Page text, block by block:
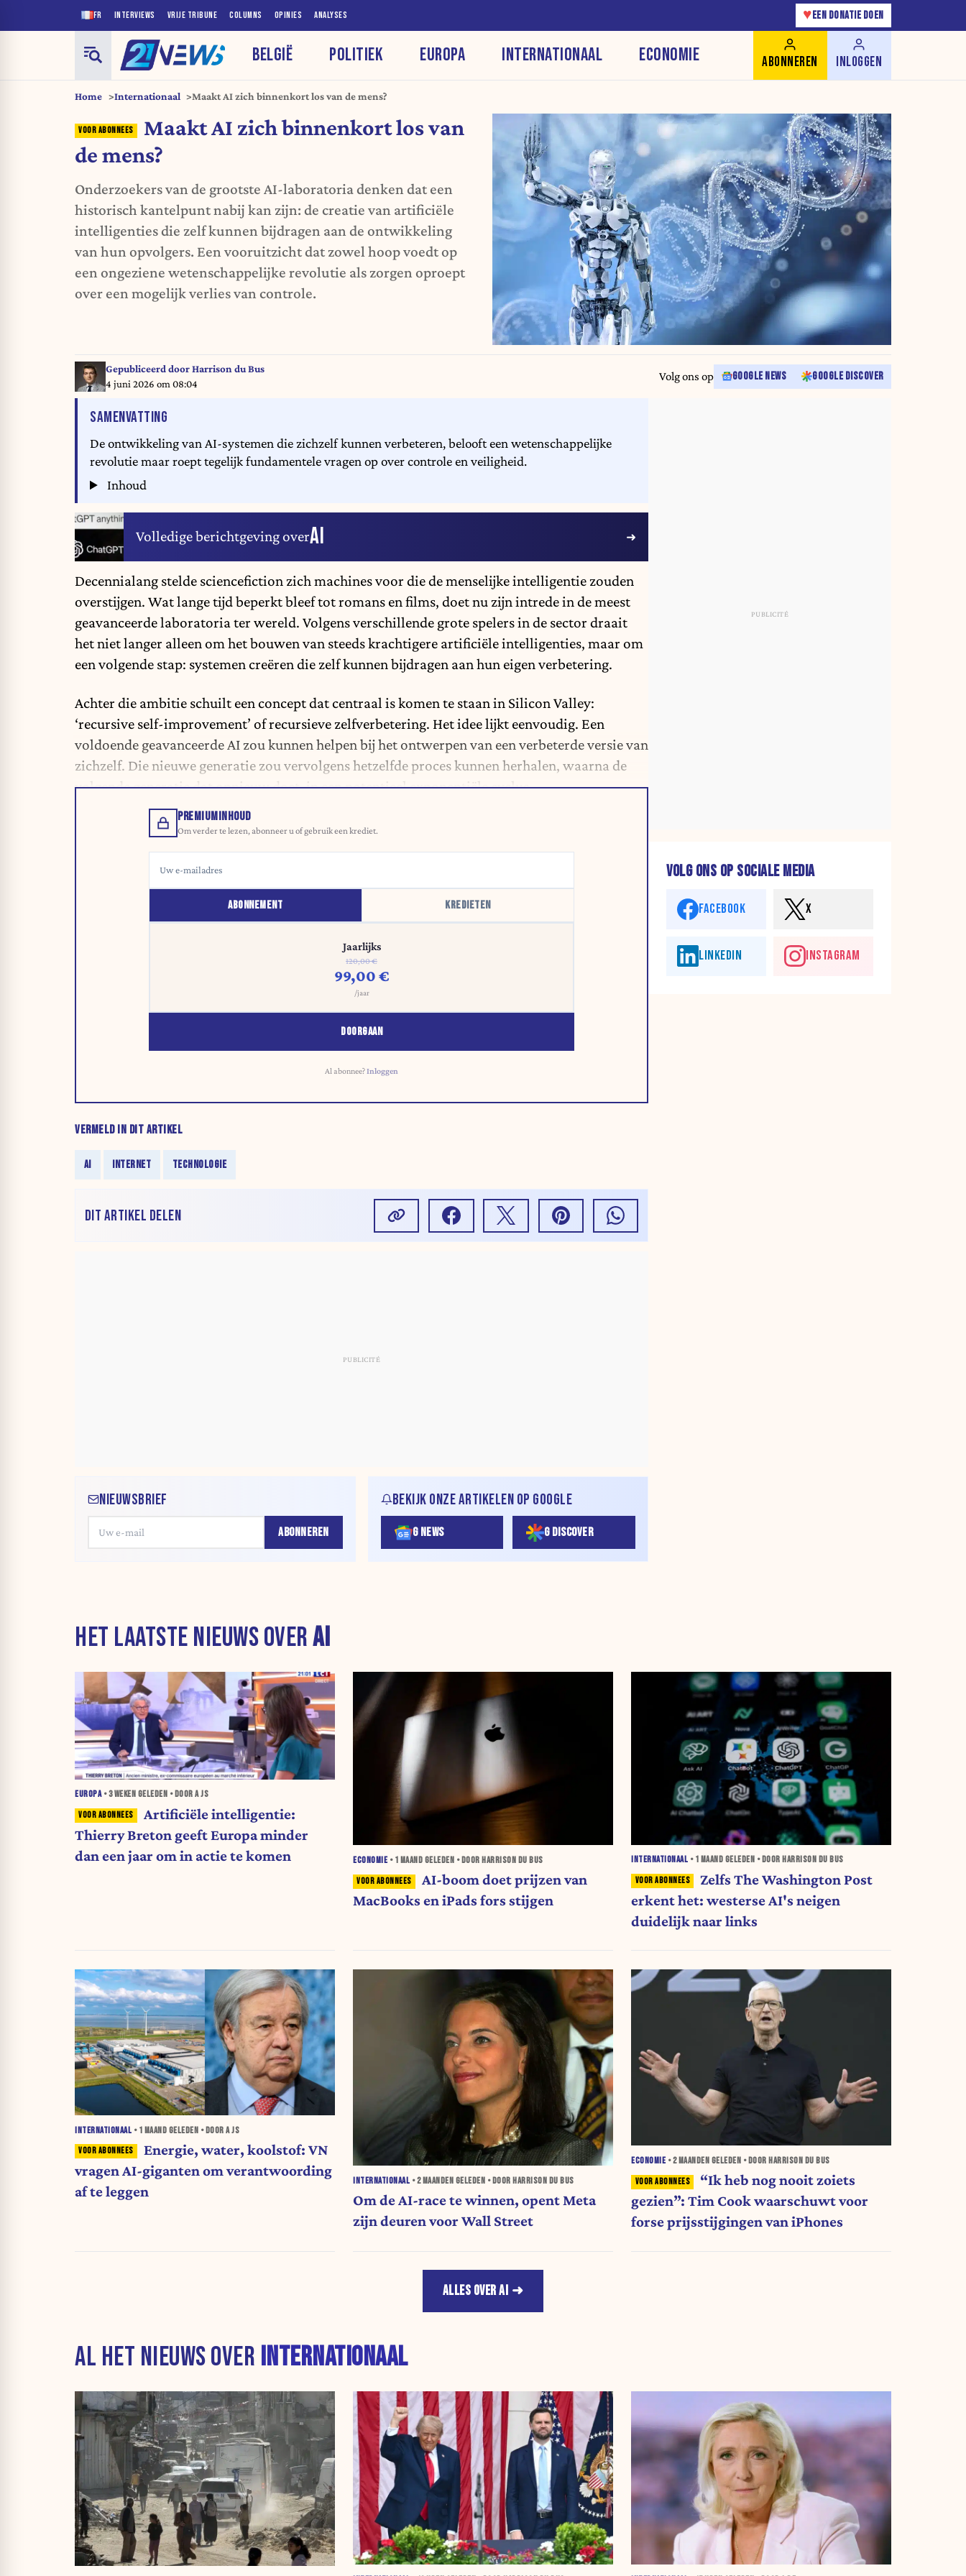
FR INTERVIEWS VRIJE TRIBUNE COLUMNS OPINIES ANALYSES ♥ EEN DONATIE DOEN
BELGIË POLITIEK EUROPA INTERNATIONAAL ECONOMIE ABONNEREN INLOGGEN
Home Internationaal Maakt AI zich binnenkort los van de mens?
Maakt AI zich binnenkort los van
de mens?
Onderzoekers van de grootste AI-laboratoria denken dat een
historisch kantelpunt nabij kan zijn: de creatie van artificiële
intelligenties die zelf kunnen bijdragen aan de ontwikkeling
van hun opvolgers. Een vooruitzicht dat zowel hoop voedt op
een ongeziene wetenschappelijke revolutie als zorgen oproept
over een mogelijk verlies van controle.
Gepubliceerd doorHarrison du Bus
4 juni 2026 om 08:04
Volg ons op GOOGLE NEWS GOOGLE DISCOVER
SAMENVATTING
De ontwikkeling van AI-systemen die zichzelf kunnen verbeteren, belooft een wetenschappelijke
revolutie maar roept tegelijk fundamentele vragen op over controle en veiligheid.
Inhoud
Volledige berichtgeving overAI
Decennialang stelde sciencefiction zich machines voor die de menselijke intelligentie zouden
overstijgen. Wat lange tijd beperkt bleef tot romans en films, doet nu zijn intrede in de meest
geavanceerde laboratoria ter wereld. Volgens verschillende grote spelers in de sector draait
het niet langer alleen om het bouwen van steeds krachtigere artificiële intelligenties, maar om
een volgende stap: systemen creëren die zelf kunnen bijdragen aan hun eigen verbetering.
Achter die ambitie schuilt een concept dat centraal is komen te staan in Silicon Valley:
‘recursive self-improvement’ of recursieve zelfverbetering. Het idee lijkt eenvoudig. Een
voldoende geavanceerde AI zou kunnen helpen bij het ontwerpen van een verbeterde versie van
zichzelf. Die nieuwe generatie zou vervolgens hetzelfde proces kunnen herhalen, waarna de
volgende generatie dat opnieuw doet, in een potentieel exponentiële cyclus.
PREMIUMINHOUD
Om verder te lezen, abonneer u of gebruik een krediet.
ABONNEMENT KREDIETEN
Jaarlijks
120,00 €
99,00 €
/jaar
DOORGAAN
Al abonnee?Inloggen
VERMELD IN DIT ARTIKEL
AI INTERNET TECHNOLOGIE
DIT ARTIKEL DELEN
NIEUWSBRIEF
ABONNEREN
BEKIJK ONZE ARTIKELEN OP GOOGLE
G NEWS G DISCOVER
VOLG ONS OP SOCIALE MEDIA
FACEBOOK X
LINKEDIN INSTAGRAM
HET LAATSTE NIEUWS OVERAI
EUROPA•3 WEKEN GELEDEN • DOOR A JS
Artificiële intelligentie:
Thierry Breton geeft Europa minder
dan een jaar om in actie te komen
ECONOMIE • 1 MAAND GELEDEN • DOOR HARRISON DU BUS
AI-boom doet prijzen van
MacBooks en iPads fors stijgen
INTERNATIONAAL • 1 MAAND GELEDEN • DOOR HARRISON DU BUS
Zelfs The Washington Post
erkent het: westerse AI's neigen
duidelijk naar links
INTERNATIONAAL • 1 MAAND GELEDEN • DOOR A JS
Energie, water, koolstof: VN
vragen AI-giganten om verantwoording
af te leggen
INTERNATIONAAL •2 MAANDEN GELEDEN • DOOR HARRISON DU BUS
Om de AI-race te winnen, opent Meta
zijn deuren voor Wall Street
ECONOMIE •2 MAANDEN GELEDEN • DOOR HARRISON DU BUS
“Ik heb nog nooit zoiets
gezien”: Tim Cook waarschuwt voor
forse prijsstijgingen van iPhones
ALLES OVER AI
AL HET NIEUWS OVER INTERNATIONAAL